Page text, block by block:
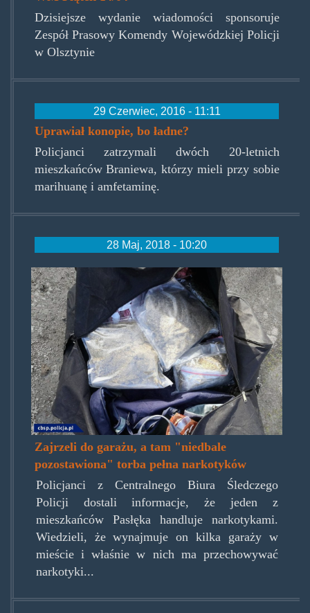
Dzisiejsze wydanie wiadomości sponsoruje
Zespół Prasowy Komendy Wojewódzkiej Policji
w Olsztynie
29 Czerwiec, 2016 - 11:11
Uprawiał konopie, bo ładne?
Policjanci zatrzymali dwóch 20-letnich
mieszkańców Braniewa, którzy mieli przy sobie
marihuanę i amfetaminę.
28 Maj, 2018 - 10:20
garazzpasleka.jpg
Zajrzeli do garażu, a tam "niedbale
pozostawiona" torba pełna narkotyków
Policjanci z Centralnego Biura Śledczego
Policji dostali informacje, że jeden z
mieszkańców Pasłęka handluje narkotykami.
Wiedzieli, że wynajmuje on kilka garaży w
mieście i właśnie w nich ma przechowywać
narkotyki...